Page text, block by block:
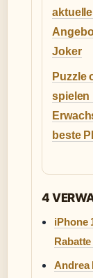
Joker
Puzzle
spielen
beste
4
iPhone
Rabatte
Andrea